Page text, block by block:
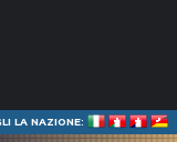
LA NAZIONE: